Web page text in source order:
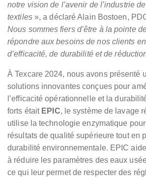
notre vision de l’avenir de l’industrie
textiles», a déclaré Alain Bostoen,
Nous sommes fiers d’être à la pointe
répondre aux besoins de nos clients
d’efficacité, de durabilité et de
À Texcare 2024, nous avons présenté
solutions innovantes conçues pour
l’efficacité opérationnelle et la
forts était EPIC, le système de lavage
utilise la technologie enzymatique
résultats de qualité supérieure tout en
durabilité environnementale. EPIC
à réduire les paramètres des eaux
ce qui leur permet de respecter des